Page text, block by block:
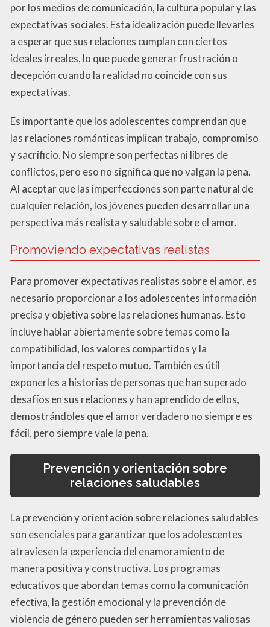
por los medios de comunicación, la cultura popular y las
expectativas sociales. Esta idealización puede llevarles
a esperar que sus relaciones cumplan con ciertos
ideales irreales, lo que puede generar frustración o
decepción cuando la realidad no coincide con sus
expectativas.
Es importante que los adolescentes comprendan que
las relaciones románticas implican trabajo, compromiso
y sacrificio. No siempre son perfectas ni libres de
conflictos, pero eso no significa que no valgan la pena.
Al aceptar que las imperfecciones son parte natural de
cualquier relación, los jóvenes pueden desarrollar una
perspectiva más realista y saludable sobre el amor.
Promoviendo expectativas realistas
Para promover expectativas realistas sobre el amor, es
necesario proporcionar a los adolescentes información
precisa y objetiva sobre las relaciones humanas. Esto
incluye hablar abiertamente sobre temas como la
compatibilidad, los valores compartidos y la
importancia del respeto mutuo. También es útil
exponerles a historias de personas que han superado
desafíos en sus relaciones y han aprendido de ellos,
demostrándoles que el amor verdadero no siempre es
fácil, pero siempre vale la pena.
Prevención y orientación sobre
relaciones saludables
La prevención y orientación sobre relaciones saludables
son esenciales para garantizar que los adolescentes
atraviesen la experiencia del enamoramiento de
manera positiva y constructiva. Los programas
educativos que abordan temas como la comunicación
efectiva, la gestión emocional y la prevención de
violencia de género pueden ser herramientas valiosas